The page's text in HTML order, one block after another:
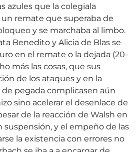
azules que la colegiala
remate que superaba de
y se marchaba al limbo.
Benedito y Alicia de Blas se
en el remate o la dejada (20-
más las cosas, que sus
de los ataques y en la
de pegada complicasen aún
sino acelerar el desenlace de
de la reacción de Walsh en
suspensión, y el empeño de las
la existencia con errores no